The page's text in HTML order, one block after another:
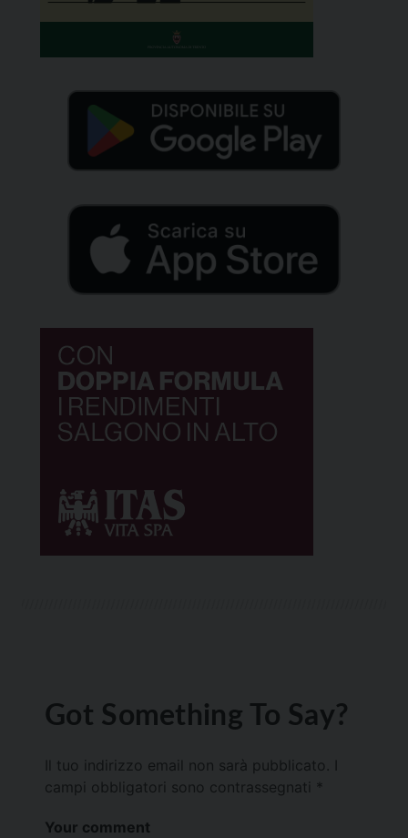
Got Something To Say?
Il tuo indirizzo email non sarà pubblicato.
campi obbligatori sono contrassegnati *
Your comment